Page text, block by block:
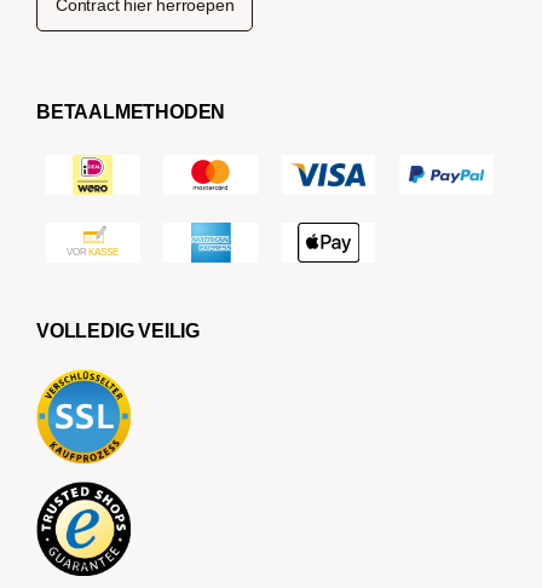
Contract hier herroepen
BETAALMETHODEN
VOLLEDIG VEILIG